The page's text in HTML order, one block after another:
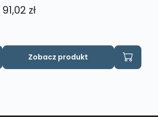
91,02 zł
Zobacz produkt